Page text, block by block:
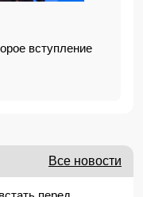
вступление
Все новости